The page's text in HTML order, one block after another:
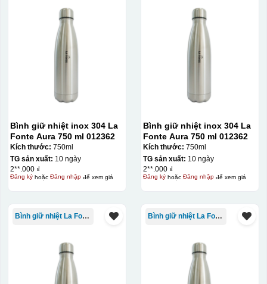
Bình giữ nhiệt inox 304 La
Fonte Aura 750 ml 012362
Kích thước: 750ml
TG sản xuất: 10 ngày
2**.000 ₫
Đăng kýhoặc Đăng nhậpđể xem giá
Bình giữ nhiệt inox 304 La
Fonte Aura 750 ml 012362
Kích thước: 750ml
TG sản xuất: 10 ngày
2**.000 ₫
Đăng kýhoặc Đăng nhậpđể xem giá
Bình giữ nhiệt La Fonte Bình giữ nhiệt La Fonte